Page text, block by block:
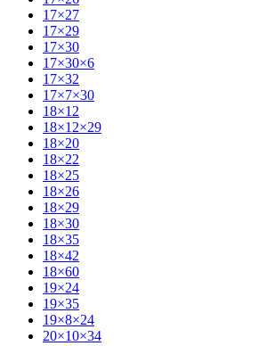
17×27
17×29
17×30
17×30×6
17×32
17×7×30
18×12
18×12×29
18×20
18×22
18×25
18×26
18×29
18×30
18×35
18×42
18×60
19×24
19×35
19×8×24
20×10×34